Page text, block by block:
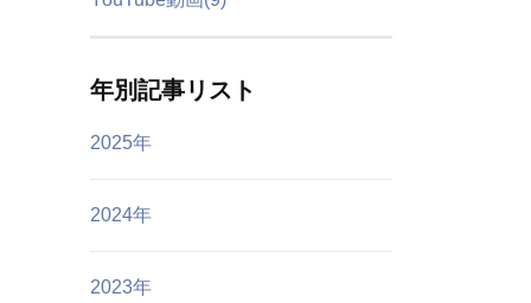
年別記事リスト
2025年
2024年
2023年